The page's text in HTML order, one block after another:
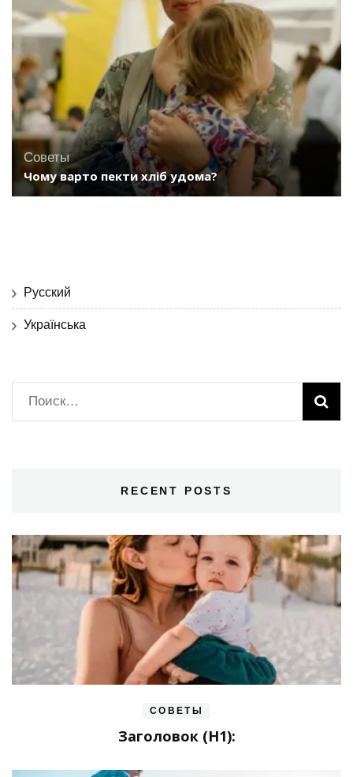
Советы
Чому варто пекти хліб удома?
Русский
Українська
Найти:
RECENT POSTS
СОВЕТЫ
Заголовок (H1):